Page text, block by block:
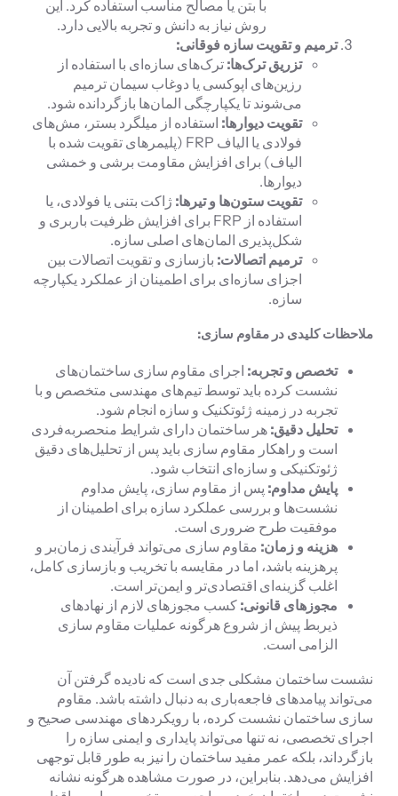
با بتن یا مصالح مناسب استفاده کرد. این
روش نیاز به دانش و تجربه بالایی دارد.
ترمیم و تقویت سازه فوقانی:
تزریق ترک‌ها: ترک‌های سازه‌ای با استفاده از
رزین‌های اپوکسی یا دوغاب سیمان ترمیم
می‌شوند تا یکپارچگی المان‌ها بازگردانده شود.
تقویت دیوارها: استفاده از میلگرد بستر، مش‌های
فولادی یا الیاف FRP (پلیمرهای تقویت شده با
الیاف) برای افزایش مقاومت برشی و خمشی
دیوارها.
تقویت ستون‌ها و تیرها: ژاکت بتنی یا فولادی، یا
استفاده از FRP برای افزایش ظرفیت باربری و
شکل‌پذیری المان‌های اصلی سازه.
ترمیم اتصالات: بازسازی و تقویت اتصالات بین
اجزای سازه‌ای برای اطمینان از عملکرد یکپارچه
سازه.
ملاحظات کلیدی در مقاوم سازی:
تخصص و تجربه: اجرای مقاوم سازی ساختمان‌های
نشست کرده باید توسط تیم‌های مهندسی متخصص و با
تجربه در زمینه ژئوتکنیک و سازه انجام شود.
تحلیل دقیق: هر ساختمان دارای شرایط منحصربه‌فردی
است و راهکار مقاوم سازی باید پس از تحلیل‌های دقیق
ژئوتکنیکی و سازه‌ای انتخاب شود.
پایش مداوم: پس از مقاوم سازی، پایش مداوم
نشست‌ها و بررسی عملکرد سازه برای اطمینان از
موفقیت طرح ضروری است.
هزینه و زمان: مقاوم سازی می‌تواند فرآیندی زمان‌بر و
پرهزینه باشد، اما در مقایسه با تخریب و بازسازی کامل،
اغلب گزینه‌ای اقتصادی‌تر و ایمن‌تر است.
مجوزهای قانونی: کسب مجوزهای لازم از نهادهای
ذیربط پیش از شروع هرگونه عملیات مقاوم سازی
الزامی است.
نشست ساختمان مشکلی جدی است که نادیده گرفتن آن
می‌تواند پیامدهای فاجعه‌باری به دنبال داشته باشد. مقاوم
سازی ساختمان نشست کرده، با رویکردهای مهندسی صحیح و
اجرای تخصصی، نه تنها می‌تواند پایداری و ایمنی سازه را
بازگرداند، بلکه عمر مفید ساختمان را نیز به طور قابل توجهی
افزایش می‌دهد. بنابراین، در صورت مشاهده هرگونه نشانه